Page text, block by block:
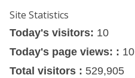
Site Statistics
Today's visitors: 10
Today's page views: : 10
Total visitors : 529,905